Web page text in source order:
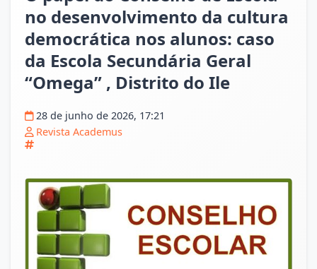
no desenvolvimento da cultura
democrática nos alunos: caso
da Escola Secundária Geral
“Omega” , Distrito do Ile
28 de junho de 2026, 17:21
Revista Academus